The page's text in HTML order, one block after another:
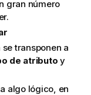
gran número
transponen a
de atributo y
a algo lógico, en